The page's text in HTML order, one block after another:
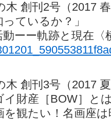
木 創刊2号（2017
っているか？」
動ーー軌跡と現在〈
木 創刊3号（2017
イ財産［BOW］と
を観たい！名画座